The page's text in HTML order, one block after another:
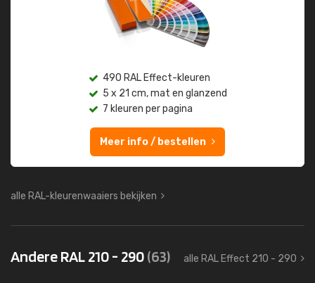
490 RAL Effect-kleuren
5 x 21 cm, mat en glanzend
7 kleuren per pagina
Meer info / bestellen
alle RAL-kleurenwaaiers bekijken
Andere RAL 210 - 290(63) alle RAL Effect 210 - 290